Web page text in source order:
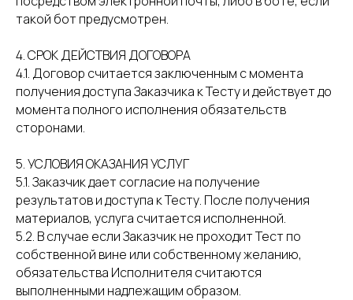
такой бот предусмотрен.
4. СРОК ДЕЙСТВИЯ ДОГОВОРА
4.1. Договор считается заключенным с момента
получения доступа Заказчика к Тесту и действует до
момента полного исполнения обязательств
сторонами.
5. УСЛОВИЯ ОКАЗАНИЯ УСЛУГ
5.1. Заказчик дает согласие на получение
результатов и доступа к Тесту. После получения
материалов, услуга считается исполненной.
5.2. В случае если Заказчик не проходит Тест по
собственной вине или собственному желанию,
обязательства Исполнителя считаются
выполненными надлежащим образом.